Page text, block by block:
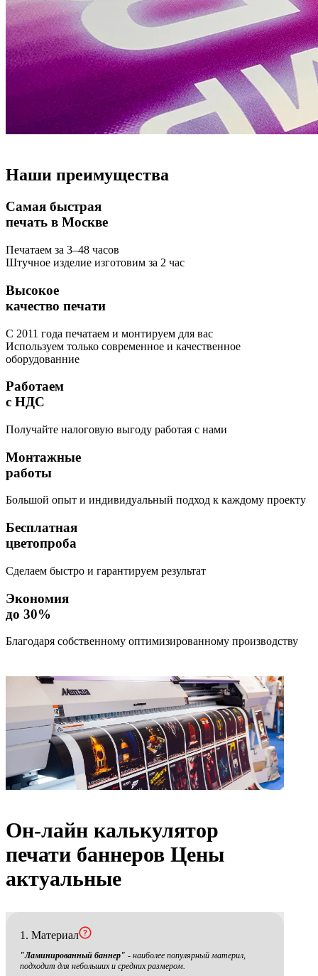
Наши преимущества
Самая быстрая
печать в Москве
Печатаем за 3–48 часов
Штучное изделие изготовим за 2 час
Высокое
качество печати
С 2011 года печатаем и монтируем для вас
Используем только современное и качественное
оборудованние
Работаем
с НДС
Получайте налоговую выгоду работая с нами
Монтажные
работы
Большой опыт и индивидуальный подход к каждому проекту
Бесплатная
цветопроба
Сделаем быстро и гарантируем результат
Экономия
до 30%
Благодаря собственному оптимизированному производству
Он-лайн калькулятор
печати баннеров Цены
актуальные
1. Материал
"Ламинированный баннер" - наиболее популярный материл,
подходит для небольших и средних размером.